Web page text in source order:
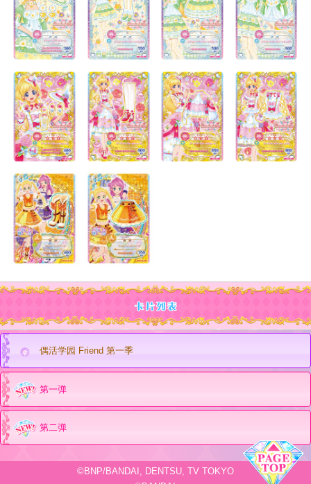
偶活学园 Friend 第一季
第一弹
第二弹
©BNP/BANDAI, DENTSU, TV TOKYO